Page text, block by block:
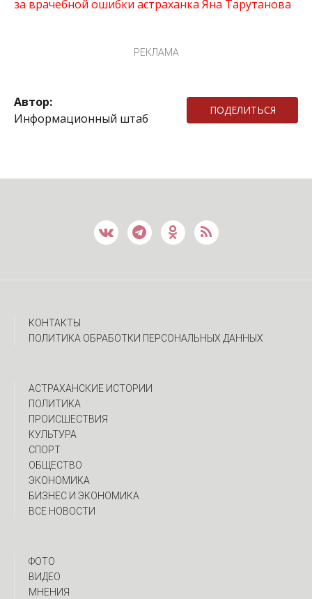
за врачебной ошибки астраханка Яна Тарутанова
РЕКЛАМА
Автор:
Информационный штаб
ПОДЕЛИТЬСЯ
КОНТАКТЫ
ПОЛИТИКА ОБРАБОТКИ ПЕРСОНАЛЬНЫХ ДАННЫХ
АСТРАХАНСКИЕ ИСТОРИИ
ПОЛИТИКА
ПРОИСШЕСТВИЯ
КУЛЬТУРА
СПОРТ
ОБЩЕСТВО
ЭКОНОМИКА
БИЗНЕС И ЭКОНОМИКА
ВСЕ НОВОСТИ
ФОТО
ВИДЕО
МНЕНИЯ